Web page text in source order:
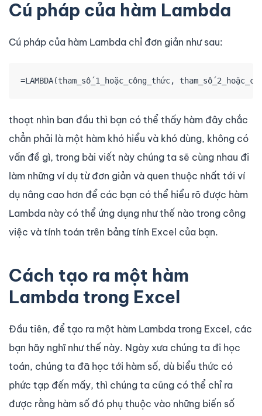
Cú pháp của hàm Lambda
Cú pháp của hàm Lambda chỉ đơn giản như sau:
=LAMBDA(tham_số_1_hoặc_công_thức,
thoạt nhìn ban đầu thì bạn có thể thấy hàm đây chắc
chẳn phải là một hàm khó hiểu và khó dùng, không có
vấn đề gì, trong bài viết này chúng ta sẽ cùng nhau đi
làm những ví dụ từ đơn giản và quen thuộc nhất tới ví
dụ nâng cao hơn để các bạn có thể hiểu rõ được hàm
Lambda này có thể ứng dụng như thế nào trong công
việc và tính toán trên bảng tính Excel của bạn.
Cách tạo ra một hàm
Lambda trong Excel
Đầu tiên, để tạo ra một hàm Lambda trong Excel, các
bạn hãy nghĩ như thế này. Ngày xưa chúng ta đi học
toán, chúng ta đã học tới hàm số, dù biểu thức có
phức tạp đến mấy, thì chúng ta cũng có thể chỉ ra
được rằng hàm số đó phụ thuộc vào những biến số